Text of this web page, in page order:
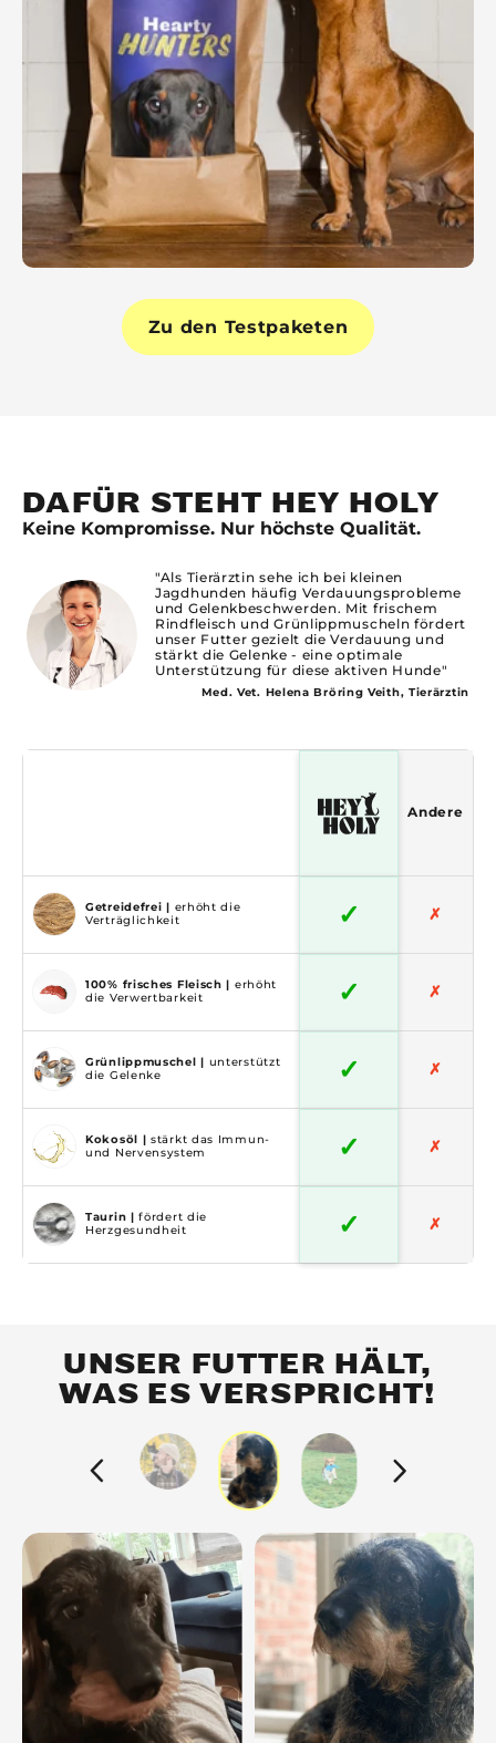
Zu den Testpaketen
DAFÜR STEHT HEY HOLY
Keine Kompromisse. Nur höchste Qualität.
"Als Tierärztin sehe ich bei kleinen
Jagdhunden häufig Verdauungsprobleme
und Gelenkbeschwerden. Mit frischem
Rindfleisch und Grünlippmuscheln fördert
unser Futter gezielt die Verdauung und
stärkt die Gelenke - eine optimale
Unterstützung für diese aktiven Hunde"
Med. Vet. Helena Bröring Veith, Tierärztin
Andere
Getreidefrei | erhöht die
Verträglichkeit
✓ ✗
100% frisches Fleisch | erhöht
die Verwertbarkeit
✓ ✗
Grünlippmuschel | unterstützt
die Gelenke
✓ ✗
Kokosöl | stärkt das Immun-
und Nervensystem
✓ ✗
Taurin | fördert die
Herzgesundheit
✓ ✗
UNSER FUTTER HÄLT,
WAS ES VERSPRICHT!